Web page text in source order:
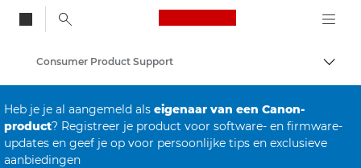
Canon Logo, back
Consumer Product Support
Heb je je al aangemeld als eigenaar van een Canon-
product? Registreer je product voor software- en firmware-
updates en geef je op voor persoonlijke tips en exclusieve
aanbiedingen